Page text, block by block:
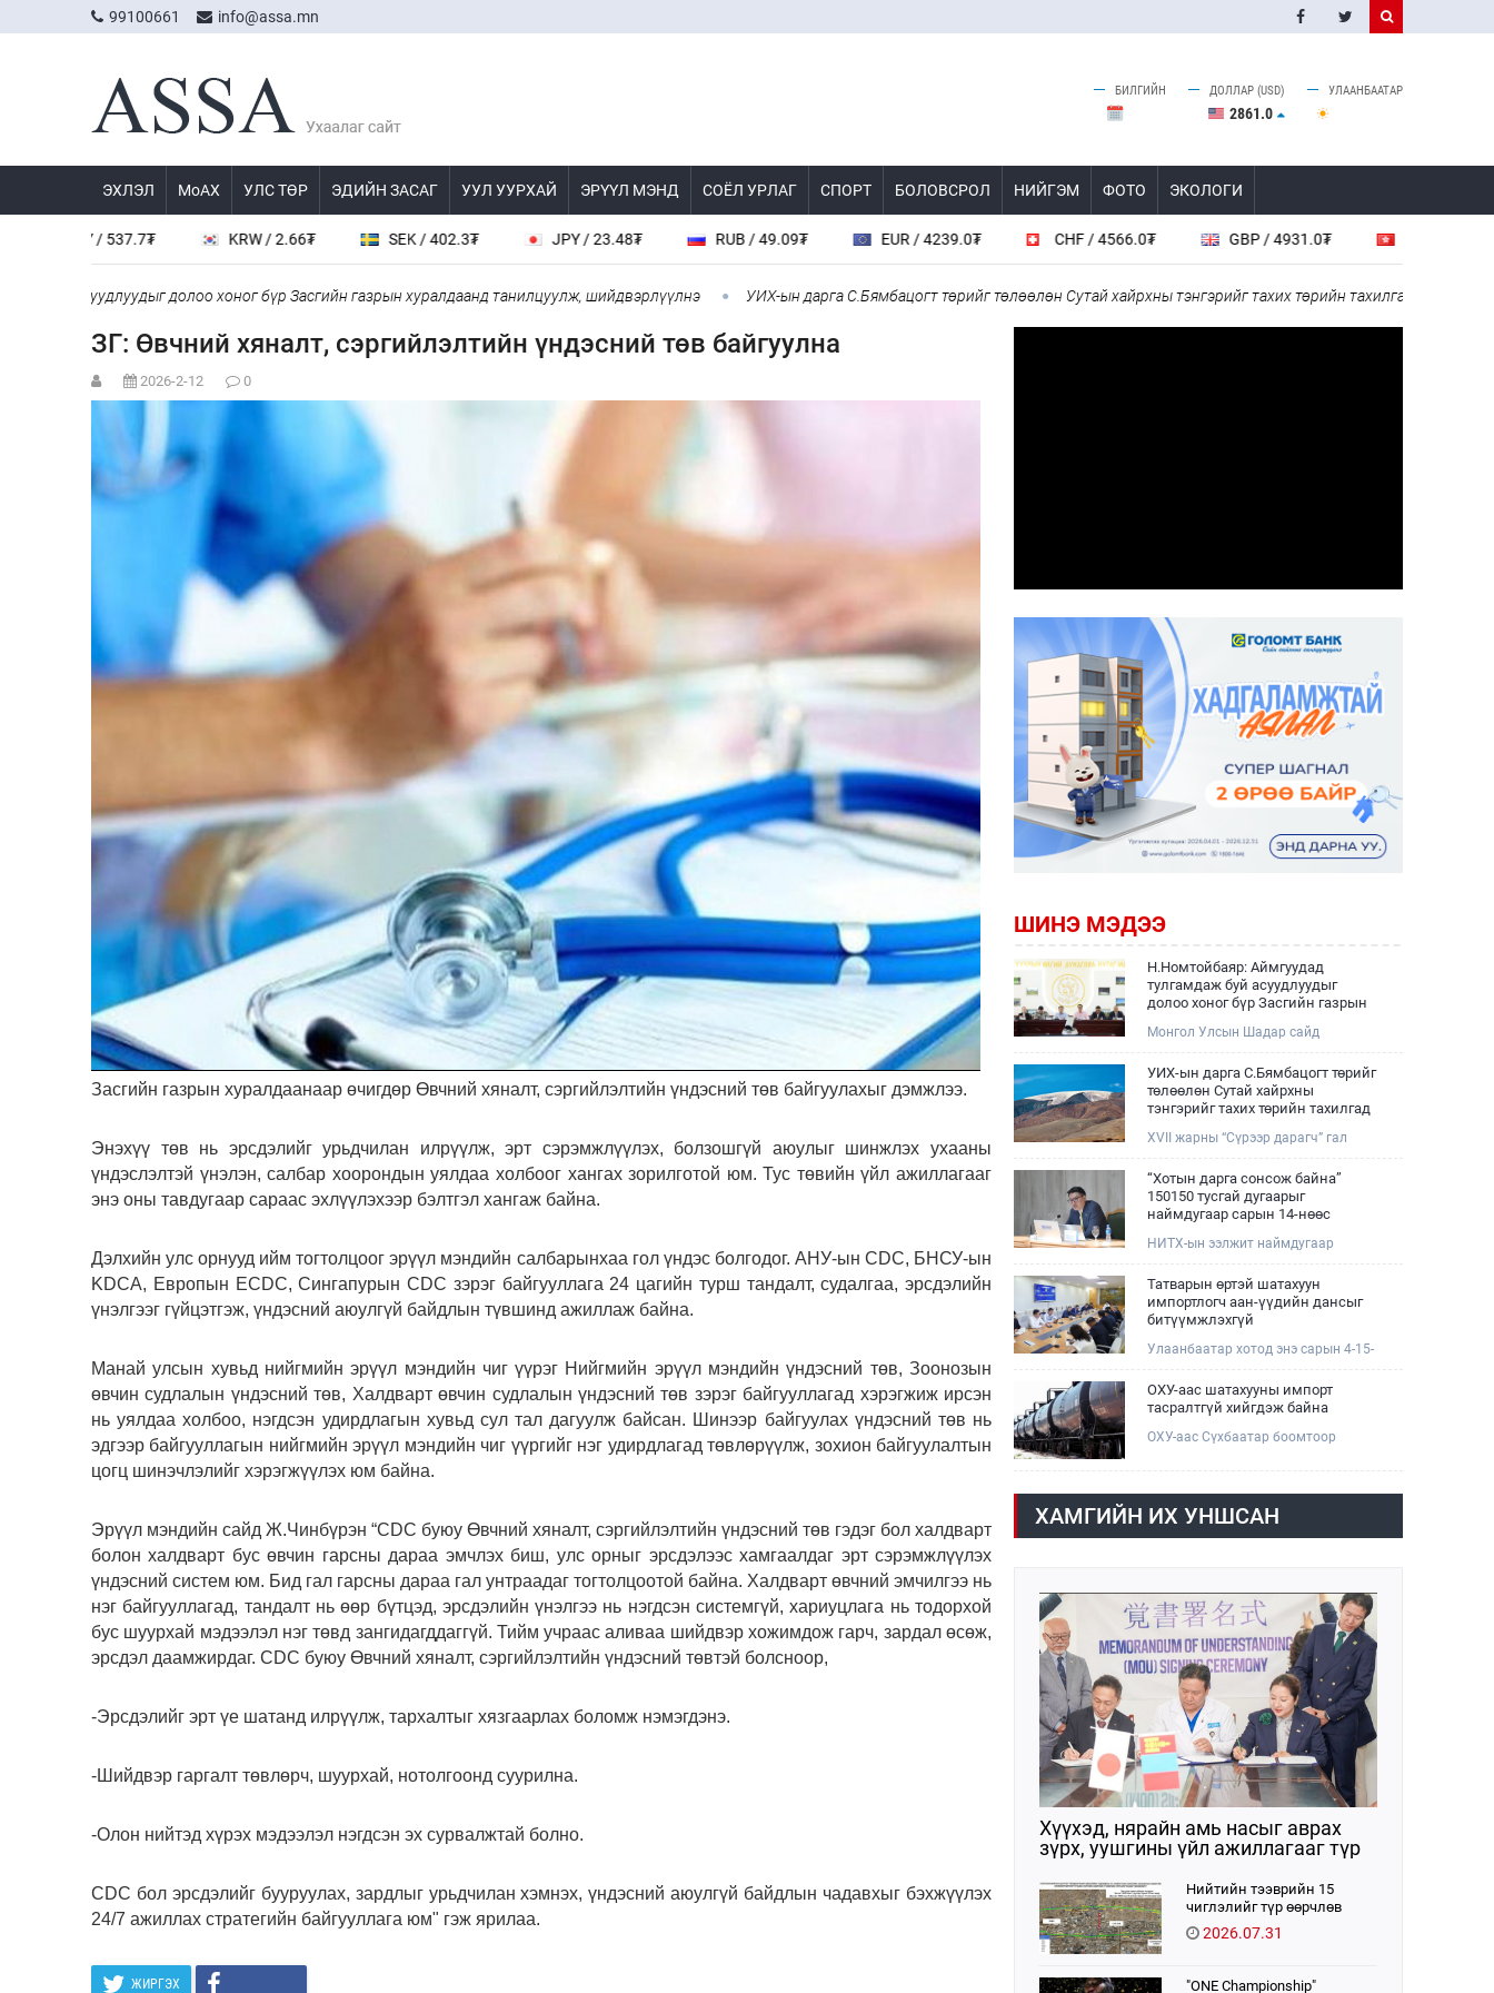
99100661 info@assa.mn
БИЛГИЙН ДОЛЛАР (USD)
2861.0
УЛААНБААТАР
ЭХЛЭЛ МоАХ УЛС ТӨР ЭДИЙН ЗАСАГ УУЛ УУРХАЙ ЭРҮҮЛ МЭНД СОЁЛ УРЛАГ СПОРТ БОЛОВСРОЛ НИЙГЭМ ФОТО ЭКОЛОГИ
CNY / 537.7₮ KRW / 2.66₮ SEK / 402.3₮ JPY / 23.48₮ RUB / 49.09₮ EUR / 4239.0₮ CHF / 4566.0₮ GBP / 4931.0₮ HKD / 461.6₮
асуудлуудыг долоо хоног бүр Засгийн газрын хуралдаанд танилцуулж, шийдвэрлүүлнэ УИХ-ын дарга С.Бямбацогт төрийг төлөөлөн Сутай хайрхны тэнгэрийг тахих төрийн тахилгад оролцлоо
ЗГ: Өвчний хяналт, сэргийлэлтийн үндэсний төв байгуулна
2026-2-12 0
Засгийн газрын хуралдаанаар өчигдөр Өвчний хяналт, сэргийлэлтийн үндэсний төв байгуулахыг дэмжлээ.
Энэхүү төв нь эрсдэлийг урьдчилан илрүүлж, эрт сэрэмжлүүлэх, болзошгүй аюулыг шинжлэх ухааны
үндэслэлтэй үнэлэн, салбар хоорондын уялдаа холбоог хангах зорилготой юм. Тус төвийн үйл ажиллагааг
энэ оны тавдугаар сараас эхлүүлэхээр бэлтгэл хангаж байна.
Дэлхийн улс орнууд ийм тогтолцоог эрүүл мэндийн салбарынхаа гол үндэс болгодог. АНУ-ын CDC, БНСУ-ын
KDCA, Европын ECDC, Сингапурын CDC зэрэг байгууллага 24 цагийн турш тандалт, судалгаа, эрсдэлийн
үнэлгээг гүйцэтгэж, үндэсний аюулгүй байдлын түвшинд ажиллаж байна.
Манай улсын хувьд нийгмийн эрүүл мэндийн чиг үүрэг Нийгмийн эрүүл мэндийн үндэсний төв, Зоонозын
өвчин судлалын үндэсний төв, Халдварт өвчин судлалын үндэсний төв зэрэг байгууллагад хэрэгжиж ирсэн
нь уялдаа холбоо, нэгдсэн удирдлагын хувьд сул тал дагуулж байсан. Шинээр байгуулах үндэсний төв нь
эдгээр байгууллагын нийгмийн эрүүл мэндийн чиг үүргийг нэг удирдлагад төвлөрүүлж, зохион байгуулалтын
цогц шинэчлэлийг хэрэгжүүлэх юм байна.
Эрүүл мэндийн сайд Ж.Чинбүрэн “CDC буюу Өвчний хяналт, сэргийлэлтийн үндэсний төв гэдэг бол халдварт
болон халдварт бус өвчин гарсны дараа эмчлэх биш, улс орныг эрсдэлээс хамгаалдаг эрт сэрэмжлүүлэх
үндэсний систем юм. Бид гал гарсны дараа гал унтраадаг тогтолцоотой байна. Халдварт өвчний эмчилгээ нь
нэг байгууллагад, тандалт нь өөр бүтцэд, эрсдэлийн үнэлгээ нь нэгдсэн системгүй, хариуцлага нь тодорхой
бус шуурхай мэдээлэл нэг төвд зангидагддаггүй. Тийм учраас аливаа шийдвэр хожимдож гарч, зардал өсөж,
эрсдэл даамжирдаг. CDC буюу Өвчний хяналт, сэргийлэлтийн үндэсний төвтэй болсноор,
-Эрсдэлийг эрт үе шатанд илрүүлж, тархалтыг хязгаарлах боломж нэмэгдэнэ.
-Шийдвэр гаргалт төвлөрч, шуурхай, нотолгоонд суурилна.
-Олон нийтэд хүрэх мэдээлэл нэгдсэн эх сурвалжтай болно.
CDC бол эрсдэлийг бууруулах, зардлыг урьдчилан хэмнэх, үндэсний аюулгүй байдлын чадавхыг бэхжүүлэх
24/7 ажиллах стратегийн байгууллага юм" гэж ярилаа.
ЖИРГЭХ
ШИНЭ МЭДЭЭ
Н.Номтойбаяр: Аймгуудад
тулгамдаж буй асуудлуудыг
долоо хоног бүр Засгийн газрын
шийдвэрлүүлнэ
Монгол Улсын Шадар сайд
Дундговь аймагт ажиллалаа.
Ерөнхий сайдын 10 дугаар албан
даалгавар, Улсын Онцгой комиссын
даргын 3 дугаар тушаалын хүрээнд
Өмнөговь аймагт байгаль орчин,
200 гаруйг нь арилгуулаад байна.
УИХ-ын дарга С.Бямбацогт төрийг
төлөөлөн Сутай хайрхны
тэнгэрийг тахих төрийн тахилгад
XVII жарны “Сүрээр дарагч” гал
хонь сарын 23-ны өлзий
дэмбэрэлтэй өдөр /2026.08.06/
Сутай хайрхны тэнгэрийг тайх
төрийн тахилга боллоо.
“Хотын дарга сонсож байна”
150150 тусгай дугаарыг
наймдугаар сарын 14-нөөс
НИТХ-ын ээлжит наймдугаар
хуралдаанаар нийслэлийн нутгийн
захиргааны байгууллага, албан
тушаалтанд 2025, 2026 оны эхний
хагас жилийн байдлаар иргэдээс
ирсэн өргөдөл, гомдлын
мэдээллийг сонслоо.
Татварын өртэй шатахуун
импортлогч аан-үүдийн дансыг
битүүмжлэхгүй
Улаанбаатар хотод энэ сарын 4-15-
дугаарын зохицуулалтаар нэг удаа
50,000 төгрөгт автобензин олгож
буй. Эхний үр дүнд, шатахуун түгээх
станцуудын өдрийн борлуулалт
Ашигт малтмал, газрын тосны
газраас танилцууллаа.
ОХУ-аас шатахууны импорт
тасралтгүй хийгдэж байна
ОХУ-аас Сүхбаатар боомтоор
Наймдугаар сарын 06-ны өдөр
/02:30 цагт/ 7 вагон буюу 420 тонн
АИ-92 автобензин орж иржээ.
ХАМГИЙН ИХ УНШСАН
Хүүхэд, нярайн амь насыг аврах
зүрх, уушгины үйл ажиллагааг түр
ЭХЭМҮТ-д нэвтрүүлнэНийтийн тээврийн 15
чиглэлийг түр өөрчлөв
2026.07.31
"ONE Championship"